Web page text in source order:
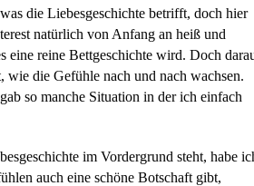
die Liebesgeschichte betrifft, doch hier
natürlich von Anfang an heiß und
eine reine Bettgeschichte wird. Doch
die Gefühle nach und nach wachsen.
so manche Situation in der ich einfach
im Vordergrund steht, habe
auch eine schöne Botschaft gibt,